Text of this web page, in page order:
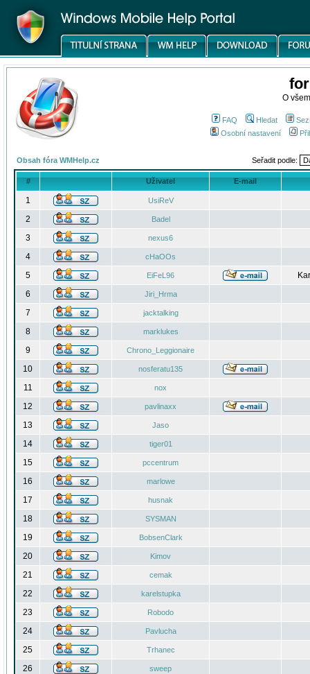
O
FAQ Hledat
Osobní nastavení
Obsah fóra WMHelp.cz Seřadit podle:
# Uživatel E-mail
1 UsiReV
2 Badel
3 nexus6
4 cHaOOs
5 EiFeL96
6
Jiri_Hrma
7 jacktalking
8 marklukes
9 Chrono_Leggionaire
10 nosferatu135
11 nox
12 pavlinaxx
13 Jaso
14 tiger01
15 pccentrum
16 marlowe
17 husnak
18 SYSMAN
19 BobsenClark
20 Kimov
21 cemak
22 karelstupka
23 Robodo
24 Pavlucha
25 Trhanec
26 sweep